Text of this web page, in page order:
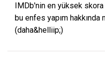
IMDb'nin en yüksek
bu enfes yapım
(daha&helliip;)